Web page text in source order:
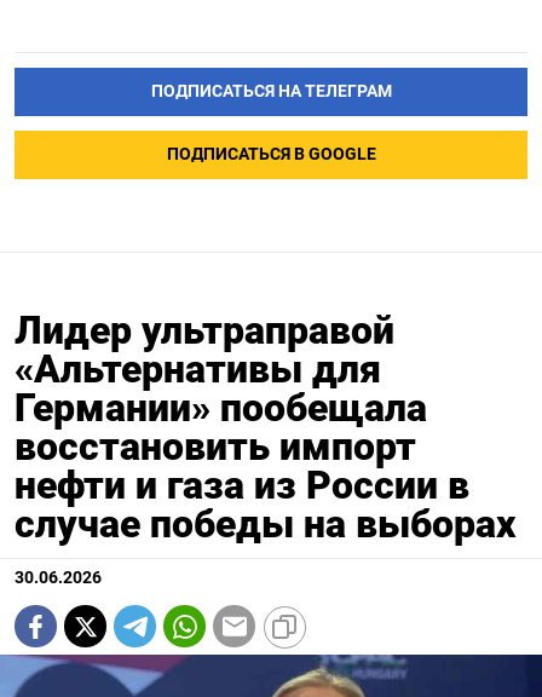
ПОДПИСАТЬСЯ НА ТЕЛЕГРАМ
ПОДПИСАТЬСЯ В GOOGLE
Лидер ультраправой
«Альтернативы для
Германии» пообещала
восстановить импорт
нефти и газа из России в
случае победы на выборах
30.06.2026